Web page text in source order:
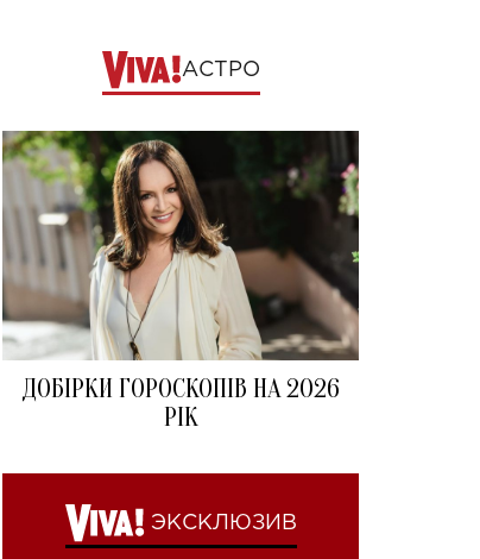
АСТРО
ДОБІРКИ ГОРОСКОПІВ НА 2026
РІК
ЭКСКЛЮЗИВ